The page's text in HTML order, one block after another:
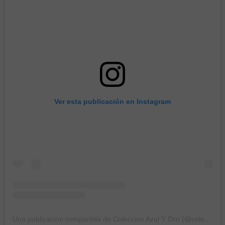
Ver esta publicación en Instagram